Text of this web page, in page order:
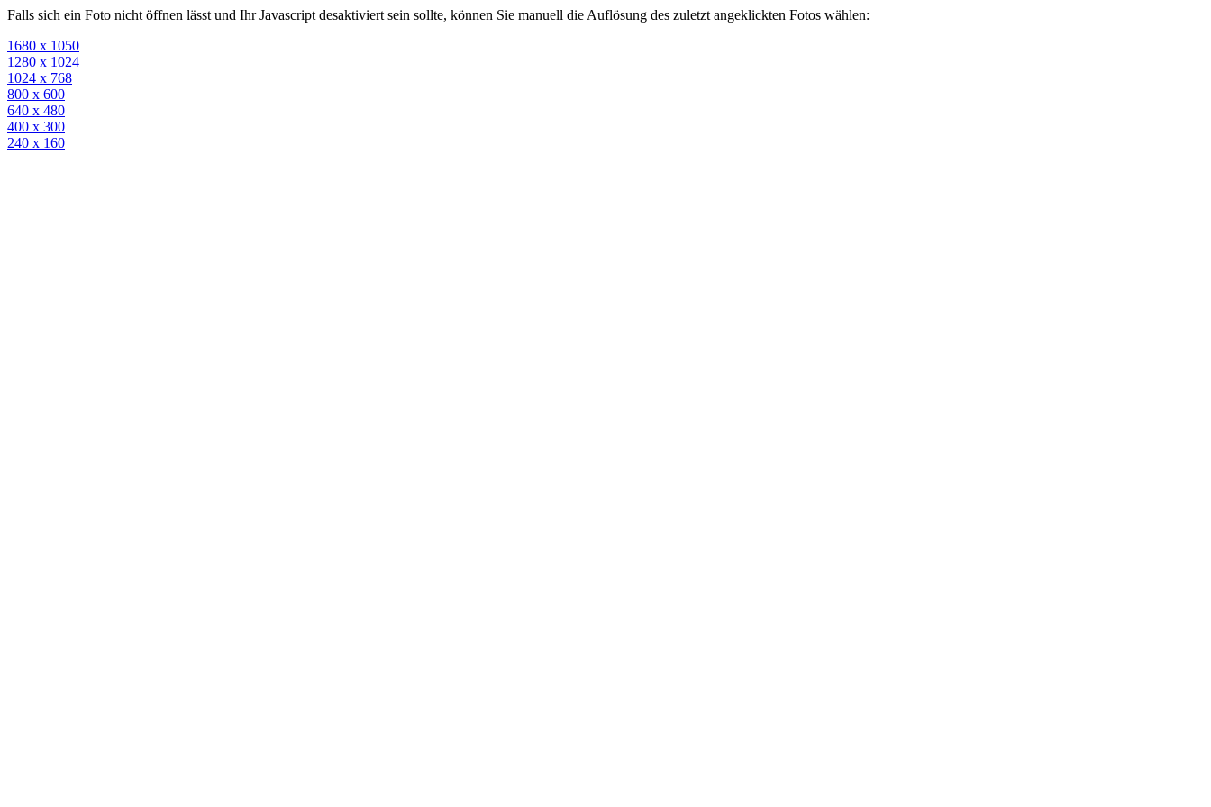
Falls sich ein Foto nicht öffnen lässt und Ihr Javascript desaktiviert sein sollte, können Sie manuell die Auflösung des zuletzt angeklickten Fotos wählen:
1680 x 1050
1280 x 1024
1024 x 768
800 x 600
640 x 480
400 x 300
240 x 160